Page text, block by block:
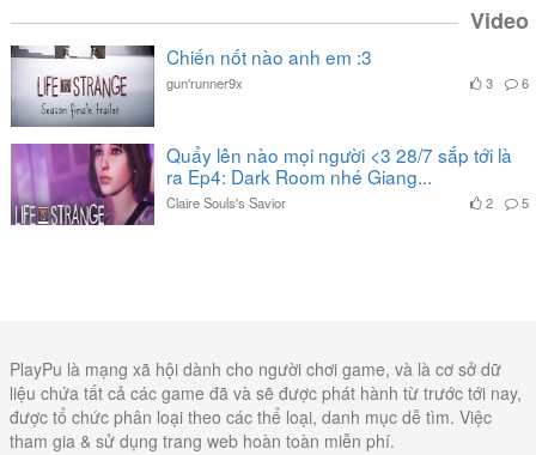
Video
Chiến nốt nào anh em :3
gun'runner9x 3 6
Quẩy lên nào mọi người <3 28/7 sắp tới là
ra Ep4: Dark Room nhé Giang...
Claire Souls's Savior 2 5
PlayPu là mạng xã hội dành cho người chơi game, và là cơ sở dữ
liệu chứa tất cả các game đã và sẽ được phát hành từ trước tới nay,
được tổ chức phân loại theo các thể loại, danh mục dễ tìm. Việc
tham gia & sử dụng trang web hoàn toàn miễn phí.